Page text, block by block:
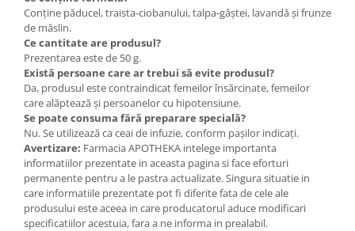
Conține păducel, traista-ciobanului, talpa-gâștei, lavandă și frunze
de măslin.
Ce cantitate are produsul?
Prezentarea este de 50 g.
Există persoane care ar trebui să evite produsul?
Da, produsul este contraindicat femeilor însărcinate, femeilor
care alăptează și persoanelor cu hipotensiune.
Se poate consuma fără preparare specială?
Nu. Se utilizează ca ceai de infuzie, conform pașilor indicați.
Avertizare: Farmacia APOTHEKA intelege importanta
informatiilor prezentate in aceasta pagina si face eforturi
permanente pentru a le pastra actualizate. Singura situatie in
care informatiile prezentate pot fi diferite fata de cele ale
produsului este aceea in care producatorul aduce modificari
specificatiilor acestuia, fara a ne informa in prealabil.